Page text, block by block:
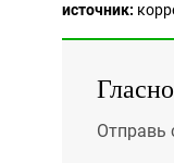
источник:
Отправь